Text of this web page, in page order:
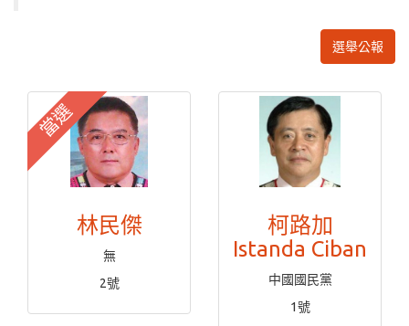
選舉公報
當選
林民傑
無
2號
柯路加
Istanda Ciban
中國國民黨
1號